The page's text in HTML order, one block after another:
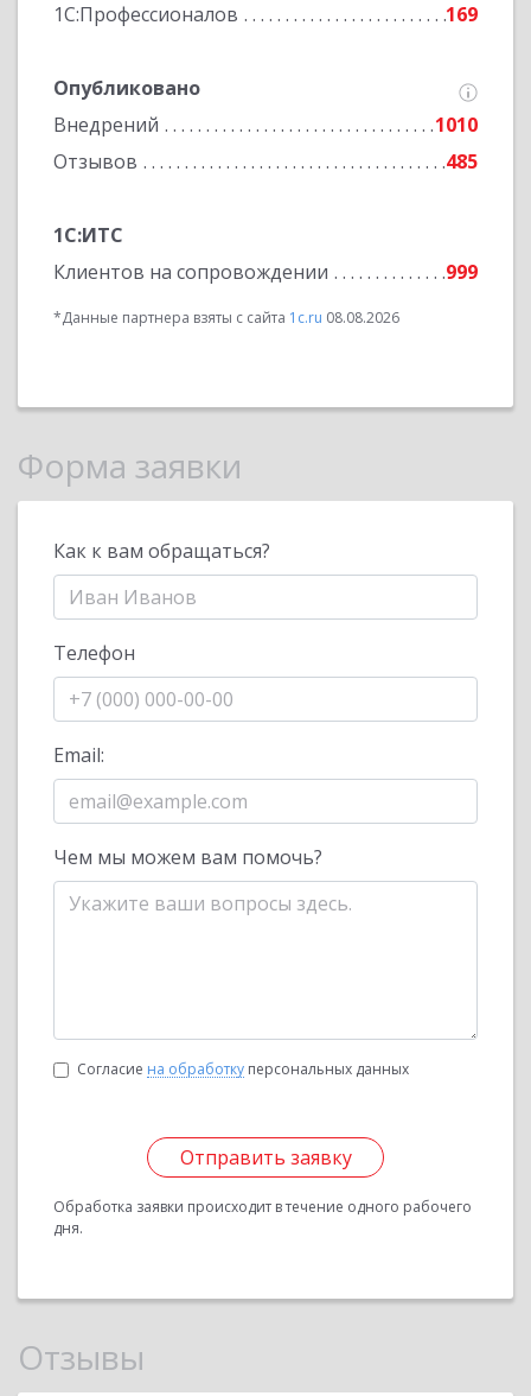
1С:Профессионалов
169
Опубликовано
Внедрений
1010
Отзывов
485
1С:ИТС
Клиентов на сопровождении
999
*Данные партнера взяты с сайта 1c.ru 08.08.2026
Форма заявки
Как к вам обращаться?
Телефон
Email:
Чем мы можем вам помочь?
Согласие на обработку персональных данных
Отправить заявку
Обработка заявки происходит в течение одного рабочего
дня.
Отзывы